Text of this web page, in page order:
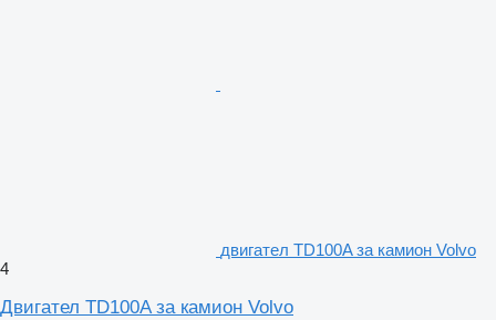
двигател TD100A за камион Volvo
4
Двигател TD100A за камион Volvo